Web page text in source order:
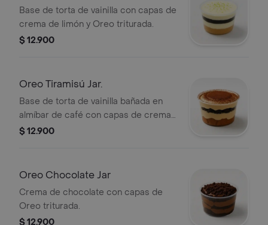
Base de torta de vainilla con capas de
crema de limón y Oreo triturada.
$ 12.900
Oreo Tiramisú Jar.
Base de torta de vainilla bañada en
almíbar de café con capas de crema
y Oreo triturada.
$ 12.900
Oreo Chocolate Jar
Crema de chocolate con capas de
Oreo triturada.
$ 12.900